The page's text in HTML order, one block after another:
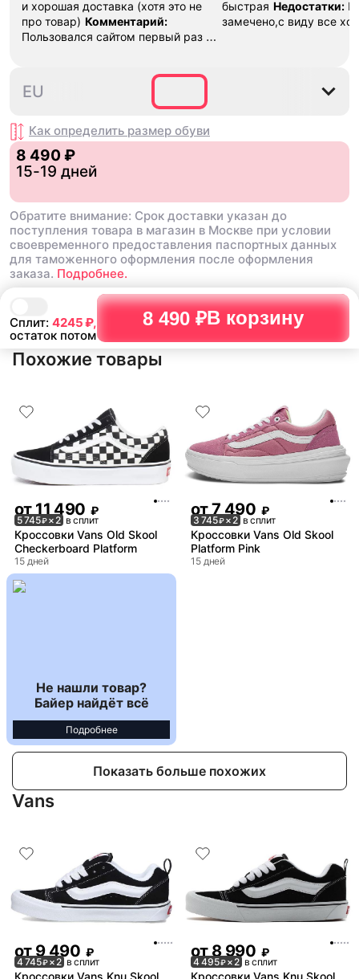
Сплит: 4245₽,
остаток потом
8 490 ₽В корзину
и хорошая доставка (хотя это не
про товар) Комментарий:
Пользовался сайтом первый раз и
понадобится, посоветую!
быстрая Недостатки:
замечено,с виду все
37
EU
Как определить размер обуви
8 490 ₽
15-19 дней
Обратите внимание: Срок доставки указан до
поступления товара в магазин в Москве при условии
своевременного предоставления паспортных данных
для таможенного оформления после оформления
заказа. Подробнее.
Похожие товары
от 11 490 ₽
5 745₽× 2 в сплит
Кроссовки Vans Old Skool
Checkerboard Platform
15 дней
от7 490 ₽
3 745₽× 2 в сплит
Кроссовки Vans Old Skool
Platform Pink
15 дней
Не нашли товар?
Байер найдёт всё
Подробнее
Показать больше похожих
Vans
от 9 490 ₽
4 745₽× 2 в сплит
Кроссовки Vans Knu Skool
от 8 990 ₽
4 495₽× 2 в сплит
Кроссовки Vans Knu Skool